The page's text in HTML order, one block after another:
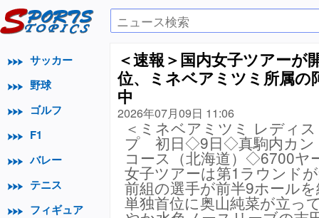
サッカー
野球
ゴルフ
F1
バレー
テニス
フィギュア
＜速報＞国内女子ツアー
位、ミネベアミツミ所属の
中
2026年07月09日 11:06
＜ミネベアミツミ レディ
プ 初日◇9日◇真駒内カン
コース（北海道）◇6700ヤ
女子ツアーは第1ラウンド
前組の選手が前半9ホール
単独首位に奥山純菜が立っ